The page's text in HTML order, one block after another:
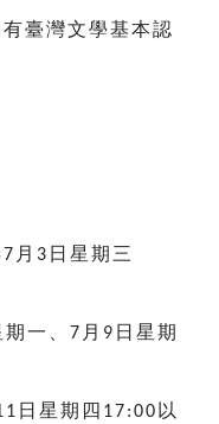
臺灣文學基本認
7 月 3 日星期三
期一、 7 月 9 日星期
日星期四 17:00 以